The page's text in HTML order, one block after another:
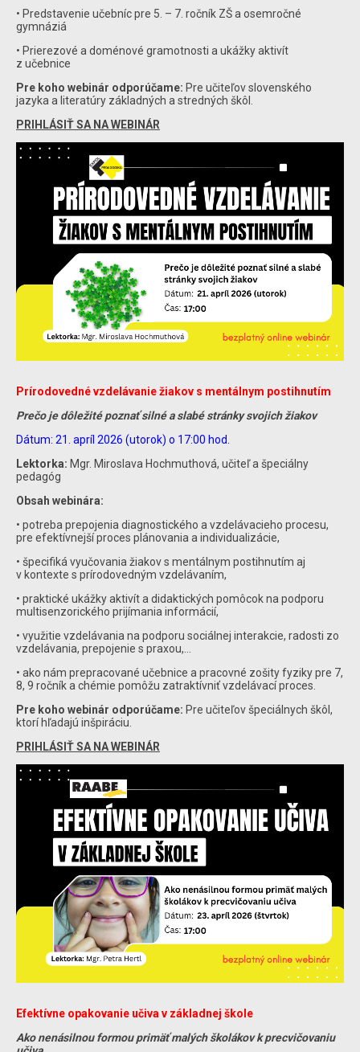
• Predstavenie učebníc pre 5. – 7. ročník ZŠ a osemročné
gymnáziá
• Prierezové a doménové gramotnosti a ukážky aktivít
z učebnice
Pre koho webinár odporúčame: Pre učiteľov slovenského
jazyka a literatúry základných a stredných škôl.
PRIHLÁSIŤ SA NA WEBINÁR
Prírodovedné vzdelávanie žiakov s mentálnym postihnutím
Prečo je dôležité poznať silné a slabé stránky svojich žiakov
Dátum: 21. apríl 2026 (utorok) o 17:00 hod.
Lektorka: Mgr. Miroslava Hochmuthová, učiteľ a špeciálny
pedagóg
Obsah webinára:
• potreba prepojenia diagnostického a vzdelávacieho procesu,
pre efektívnejší proces plánovania a individualizácie,
• špecifiká vyučovania žiakov s mentálnym postihnutím aj
v kontexte s prírodovedným vzdelávaním,
• praktické ukážky aktivít a didaktických pomôcok na podporu
multisenzorického prijímania informácií,
• využitie vzdelávania na podporu sociálnej interakcie, radosti zo
vzdelávania, prepojenie s praxou,...
• ako nám prepracované učebnice a pracovné zošity fyziky pre 7,
8, 9 ročník a chémie pomôžu zatraktívniť vzdelávací proces.
Pre koho webinár odporúčame: Pre učiteľov špeciálnych škôl,
ktorí hľadajú inšpiráciu.
PRIHLÁSIŤ SA NA WEBINÁR
Efektívne opakovanie učiva v základnej škole
Ako nenásilnou formou primäť malých školákov k precvičovaniu